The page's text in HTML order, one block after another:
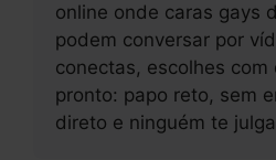
online onde caras gays
podem conversar por
conectas, escolhes com
pronto: papo reto, sem
direto e ninguém te